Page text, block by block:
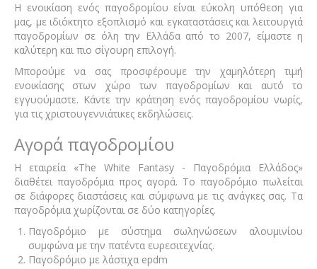
Η ενοικίαση ενός παγοδρομίου είναι εύκολη υπόθεση για
μας, με ιδιόκτητο εξοπλισμό και εγκαταστάσεις και λειτουργιά
παγοδρομίων σε όλη την Ελλάδα από το 2007, είμαστε η
καλύτερη και πιο σίγουρη επιλογή.
Μπορούμε να σας προσφέρουμε την χαμηλότερη τιμή
ενοικίασης στων χώρο των παγοδρομίων και αυτό το
εγγυούμαστε. Κάντε την κράτηση ενός παγοδρομίου νωρίς,
για τις χριστουγεννιάτικες εκδηλώσεις.
Αγορά παγοδρομίου
Η εταιρεία «The White Fantasy - Παγοδρόμια Ελλάδος»
διαθέτει παγοδρόμια προς αγορά. Το παγοδρόμιο πωλείται
σε διάφορες διαστάσεις και σύμφωνα με τις ανάγκες σας. Τα
παγοδρόμια χωρίζονται σε δύο κατηγορίες.
Παγοδρόμιο με σύστημα σωληνώσεων αλουμινίου
συμφώνα με την πατέντα ευρεσιτεχνίας.
Παγοδρόμιο με λάστιχα epdm